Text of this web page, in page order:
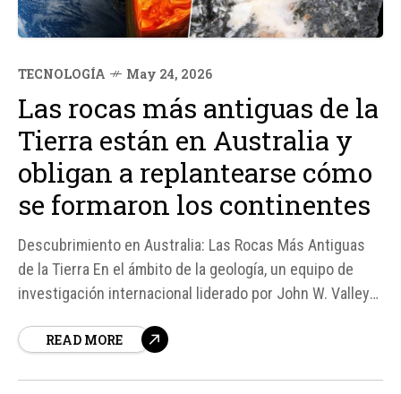
TECNOLOGÍA May 24, 2026
Las rocas más antiguas de la
Tierra están en Australia y
obligan a replantearse cómo
se formaron los continentes
Descubrimiento en Australia: Las Rocas Más Antiguas
de la Tierra En el ámbito de la geología, un equipo de
investigación internacional liderado por John W. Valley
hallazgo significativo en Australia Occidental. Según
READ MORE